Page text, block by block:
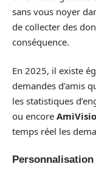
sans vous noyer
de collecter des
conséquence.
En 2025, il existe
demandes d’amis
les statistiques
ou encore
temps réel les